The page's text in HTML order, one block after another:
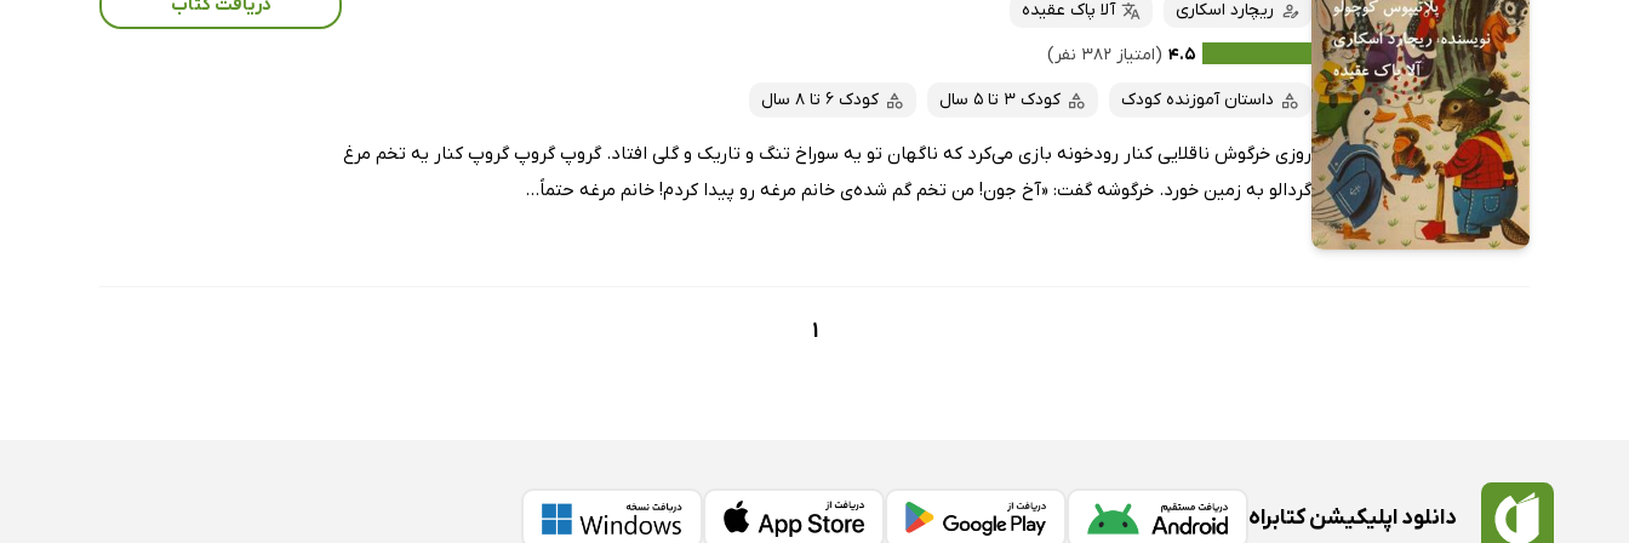
داغ‌ترین‌ها
پربحث‌ها
ارزان ترین‌ها
کتاب‌های صوتی
کتاب‌های متنی
ریچارد اسکاری
آلا پاک عقیده
۴.۵ (امتیاز ۳۸۲ نفر)
داستان آموزنده کودک
کودک 3 تا 5 سال کودک 6 تا 8 سال
روزی خرگوش ناقلایی کنار رودخونه بازی می‌کرد که ناگهان تو یه سوراخ تنگ و تاریک و گلی افتاد. گروپ گروپ گروپ کنار یه تخم مرغ
گردالو به زمین خورد. خرگوشه گفت: «آخ جون! من تخم گم شده‌ی خانم مرغه رو پیدا کردم! خانم مرغه حتماً...
1
دانلود اپلیکیشن کتابراه